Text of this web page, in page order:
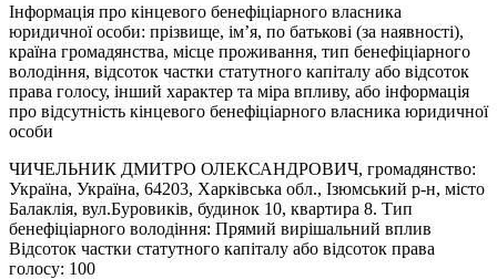
Інформація про кінцевого бенефіціарного власника
юридичної особи: прізвище, ім’я, по батькові (за наявності),
країна громадянства, місце проживання, тип бенефіціарного
володіння, відсоток частки статутного капіталу або відсоток
права голосу, інший характер та міра впливу, або інформація
про відсутність кінцевого бенефіціарного власника юридичної
особи
ЧИЧЕЛЬНИК ДМИТРО ОЛЕКСАНДРОВИЧ, громадянство:
Україна, Україна, 64203, Харківська обл., Ізюмський р-н, місто
Балаклія, вул.Буровиків, будинок 10, квартира 8. Тип
бенефіціарного володіння: Прямий вирішальний вплив
Відсоток частки статутного капіталу або відсоток права
голосу: 100